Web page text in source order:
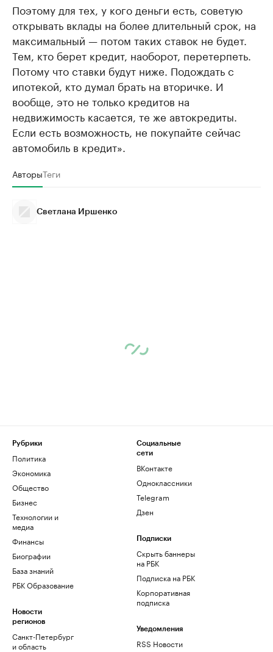
Поэтому для тех, у кого деньги есть, советую
открывать вклады на более длительный срок, на
максимальный — потом таких ставок не будет.
Тем, кто берет кредит, наоборот, перетерпеть.
Потому что ставки будут ниже. Подождать с
ипотекой, кто думал брать на вторичке. И
вообще, это не только кредитов на
недвижимость касается, те же автокредиты.
Если есть возможность, не покупайте сейчас
автомобиль в кредит».
АвторыТеги
Светлана Иршенко
Рубрики
Политика
Экономика
Общество
Бизнес
Технологии и
медиа
Финансы
Биографии
База знаний
РБК Образование
Новости
регионов
Санкт-Петербург
и область
Социальные
сети
ВКонтакте
Одноклассники
Telegram
Дзен
Подписки
Скрыть баннеры
на РБК
Подписка на РБК
Корпоративная
подписка
Уведомления
RSS Новости